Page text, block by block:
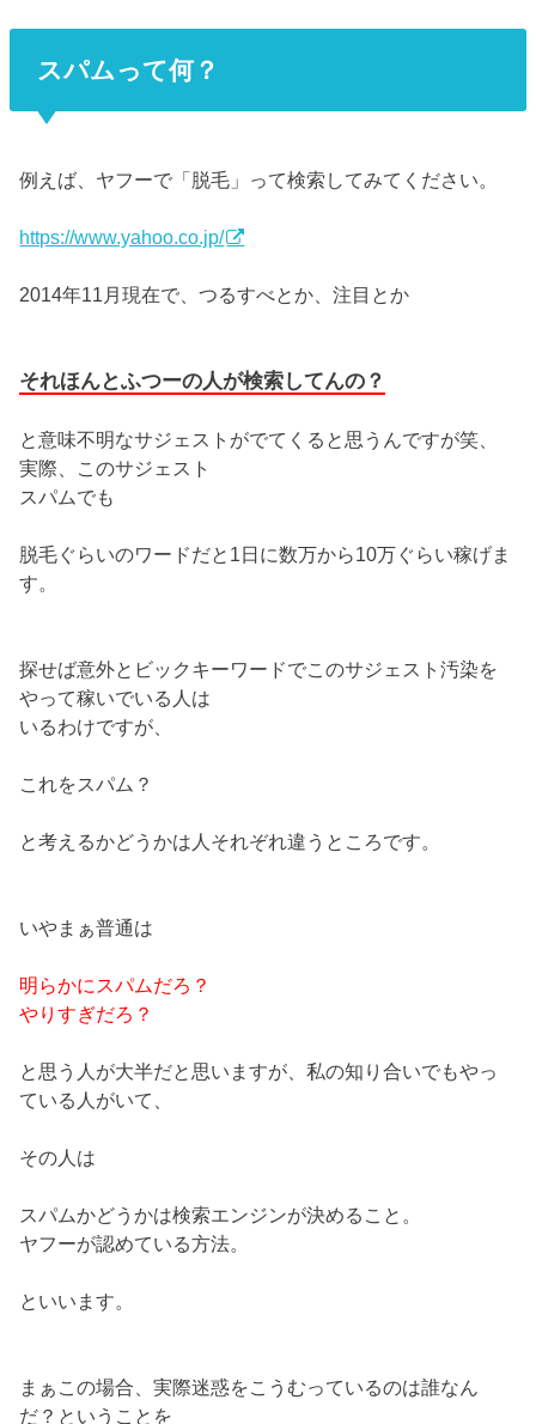
スパムって何？
例えば、ヤフーで「脱毛」って検索してみてください。
https://www.yahoo.co.jp/
2014年11月現在で、つるすべとか、注目とか
それほんとふつーの人が検索してんの？
と意味不明なサジェストがでてくると思うんですが笑、
実際、このサジェスト
スパムでも
脱毛ぐらいのワードだと1日に数万から10万ぐらい稼げま
す。
探せば意外とビックキーワードでこのサジェスト汚染を
やって稼いでいる人は
いるわけですが、
これをスパム？
と考えるかどうかは人それぞれ違うところです。
いやまぁ普通は
明らかにスパムだろ？
やりすぎだろ？
と思う人が大半だと思いますが、私の知り合いでもやっ
ている人がいて、
その人は
スパムかどうかは検索エンジンが決めること。
ヤフーが認めている方法。
といいます。
まぁこの場合、実際迷惑をこうむっているのは誰なん
だ？ということを